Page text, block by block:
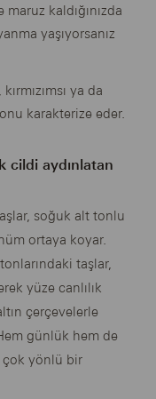
maruz kaldığınızda
yaşıyorsanız
ya da
karakterize eder.
cildi aydınlatan
soğuk alt tonlu
ortaya koyar.
taşlar,
yüze canlılık
çerçevelerle
günlük hem de
çok yönlü bir